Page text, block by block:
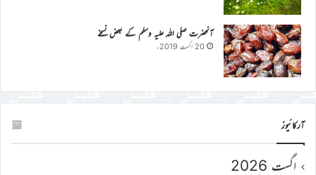
آنحضرت صلی اللہ علیہ وسلم کے بعض نسخے
20 اگست 2019ء
آرکائیوز
اگست 2026